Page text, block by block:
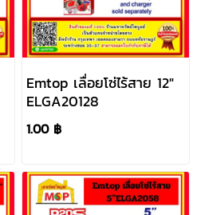
Emtop เลื่อยโซ่ไร้สาย 12"
ELGA20128
1.00 ฿